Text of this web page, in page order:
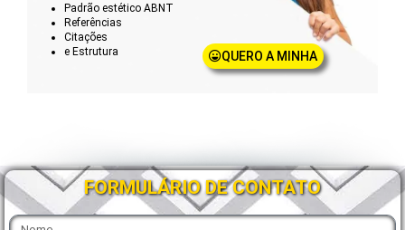
Padrão estético ABNT
Referências
Citações
e Estrutura
QUERO A MINHA
FORMULÁRIO DE CONTATO